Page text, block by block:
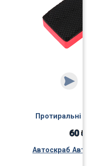
Протиральні
60 ₴
Автоскраб